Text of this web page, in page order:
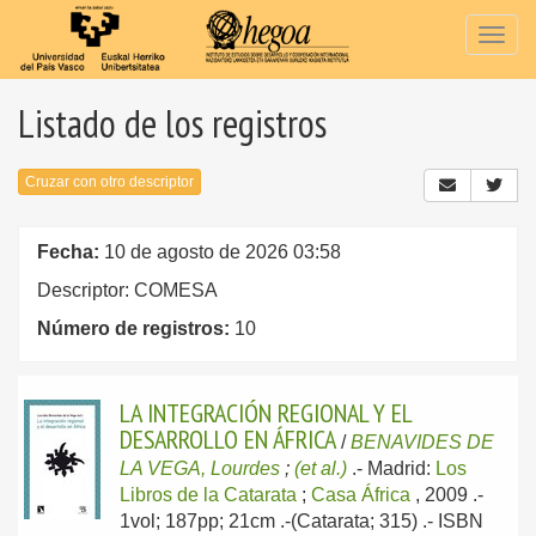
Listado de los registros
Cruzar con otro descriptor
Fecha: 10 de agosto de 2026 03:58
Descriptor: COMESA
Número de registros: 10
LA INTEGRACIÓN REGIONAL Y EL
DESARROLLO EN ÁFRICA /BENAVIDES DE
LA VEGA, Lourdes ; (et al.) .- Madrid: Los
Libros de la Catarata ; Casa África , 2009 .-
1vol; 187pp; 21cm .-(Catarata; 315) .- ISBN